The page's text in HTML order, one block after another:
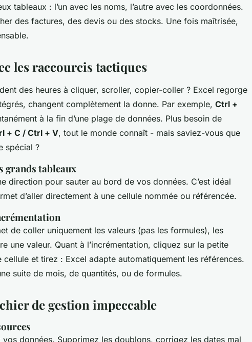
tableaux : l’un avec les noms, l’autre avec les coordonnées.
des factures, des devis ou des stocks. Une fois maîtrisée,
les raccourcis tactiques
des heures à cliquer, scroller, copier-coller ? Excel regorge
changent complètement la donne. Par exemple, Ctrl +
à la fin d’une plage de données. Plus besoin de
+ C / Ctrl + V, tout le monde connaît - mais saviez-vous que
spécial ?
grands tableaux
direction pour sauter au bord de vos données. C’est idéal
d’aller directement à une cellule nommée ou référencée.
de coller uniquement les valeurs (pas les formules), les
une valeur. Quant à l’incrémentation, cliquez sur la petite
cellule et tirez : Excel adapte automatiquement les références.
suite de mois, de quantités, ou de formules.
de gestion impeccable
données. Supprimez les doublons, corrigez les dates mal